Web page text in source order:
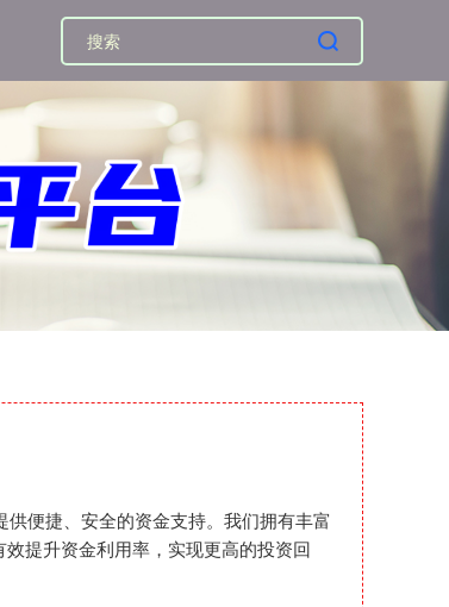
便捷、安全的资金支持。我们拥有丰富
提升资金利用率，实现更高的投资回